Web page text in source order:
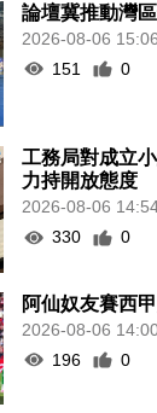
論壇冀推動灣
2026-08-06 15:06
151
0
工務局對成立
力持開放態度
2026-08-06
330
0
阿仙奴友賽西
2026-08-06
196
0